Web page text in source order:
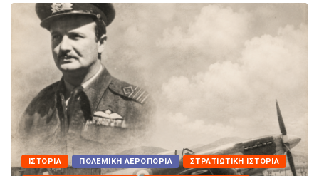
ΙΣΤΟΡΊΑ ΠΟΛΕΜΙΚΉ ΑΕΡΟΠΟΡΊΑ ΣΤΡΑΤΙΩΤΙΚΉ ΙΣΤΟΡΊΑ